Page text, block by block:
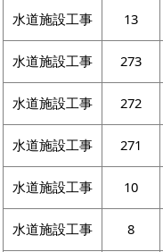
水道施設工事
13
水道施設工事
273
水道施設工事
272
水道施設工事
271
水道施設工事
10
水道施設工事
8